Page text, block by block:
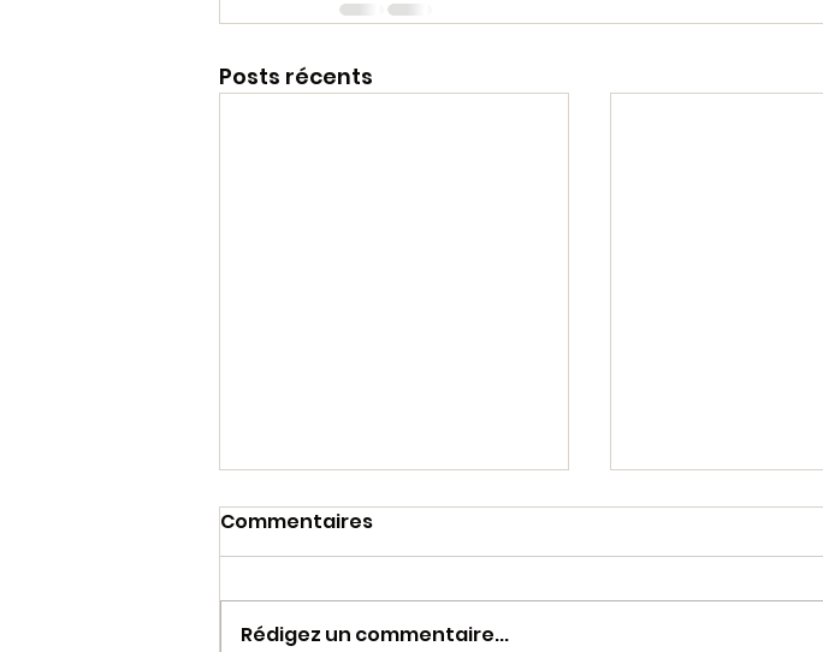
Posts récents
Commentaires
Rédigez un commentaire...